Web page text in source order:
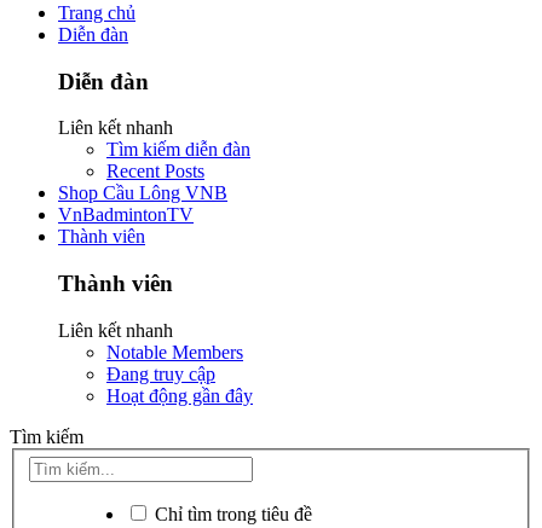
Trang chủ
Diễn đàn
Diễn đàn
Liên kết nhanh
Tìm kiếm diễn đàn
Recent Posts
Shop Cầu Lông VNB
VnBadmintonTV
Thành viên
Thành viên
Liên kết nhanh
Notable Members
Đang truy cập
Hoạt động gần đây
Tìm kiếm
Chỉ tìm trong tiêu đề